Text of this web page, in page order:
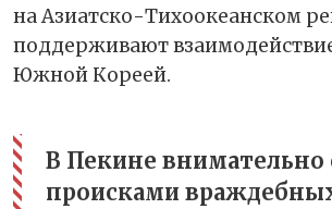
на Азиатско-Тихоокеанском
поддерживают
Южной Кореей.
В Пекине внимательно
происками